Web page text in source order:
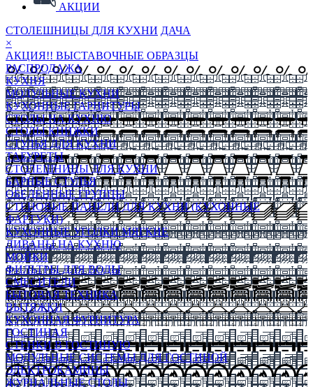
АКЦИИ
СТОЛЕШНИЦЫ ДЛЯ КУХНИ ДАЧА
×
АКЦИЯ!! ВЫСТАВОЧНЫЕ ОБРАЗЦЫ
РАСПРОДАЖА
КУХНЯ
МОДУЛЬНЫЕ КУХНИ
КУХОННЫЕ ГАРНИТУРЫ
СТОЛЫ НА КУХНЮ
СТОЛЫ КНИЖКИ
СТУЛЬЯ ДЛЯ КУХНИ
ТАБУРЕТЫ
СТОЛЕШНИЦЫ ДЛЯ КУХНИ
БАРНЫЕ СТУЛЬЯ
ОБЕДЕННЫЕ ГРУППЫ
СТЕНОВЫЕ ПАНЕЛИ ДЛЯ КУХНИ (КУХОННЫЕ
ФАРТУКИ)
КУХОННЫЕ УГОЛКИ МЯГКИЕ
ДИВАНЫ НА КУХНЮ
МОЙКИ
ФИЛЬТРЫ ДЛЯ ВОДЫ
СМЕСИТЕЛИ
БЫТОВАЯ ТЕХНИКА
ВЫТЯЖКИ
КУХОННАЯ ФУРНИТУРА
ГОСТИНАЯ
СТЕНКИ В ГОСТИНУЮ
МОДУЛЬНЫЕ СИСТЕМЫ ДЛЯ ГОСТИНОЙ
ЭЛЕКТРОКАМИНЫ
ЖУРНАЛЬНЫЕ СТОЛЫ